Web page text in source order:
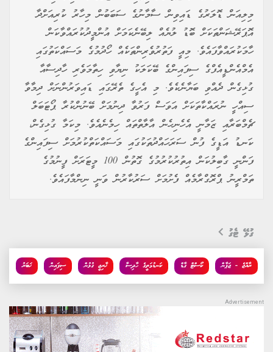
މިލިއަން ޑޮލަރުގެ ޑައިވިން ސާމާނުގެ ސަބަބުން މިހާރު ކުރިއަށްދާ
އޮޕަރޭޝަންތަކަށް ބޮޑު ލުޔެއް ލިބޭނެކަމަށް އުންމީދުކުރައްވާކަން
ހާމަކުރައްވާފައެވެ. މިއީ ފަތުރުވެރިންތަކެއް ހޯދުމުގެ މަސައްކަތުގައި
އެމްއެންޑީއެފްގެ ސިފައިންގެ ބޭކަލަކު ނިޔާވި ހިތާމަވެރި ހާދިސާއާ
ގުޅިގެން ދެއްވި ބަޔާނެކެވެ. މި އެހީގެ ތެރޭގައި ޑައިވަރުންނަށް ދިމާވާ
ސިއްހީ ނުރައްކާތަކަށް އަވަސް ފަރުވާ ދިނުމަށް ބޭނުންކުރާ ޕޯޓަބަލް
ޗެމްބަރާއި ޒަމާނީ އެހެނިހެން އާލާތްތައް ހިމެނެއެވެ. މިކަމާ ގުޅިގެން،
ކަނޑު އަޑީގެ ފުން ސަރަހައްދުތަކުގައި މަސައްކަތްކުރުމަށް ސިފައިންގެ
ފަންނީ ގާބިލުކަން އިތުރުކުރުމުގެ ގޮތުން 100 މީޓަރަށް ފީނުމުގެ
ތަމްރީނު ޕްރޮގްރާމެއް ފެށުމަށް ސަރުކާރުން ވަނީ ނިންމާފައެވެ.
ގުޅޭ ޓެގު
ޚަބަރު ސިފައިން ޚާރިޖީ ގުޅުން ކަނޑުމަތީގެ ހާދިސާ ކޯސްޓް ގާޑް ރާއްޖެ - ޖަޕާން